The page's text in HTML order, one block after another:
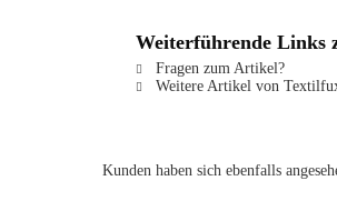
Weiterführende
Fragen zum Artikel?
Weitere Artikel von
Kunden haben sich ebenfalls